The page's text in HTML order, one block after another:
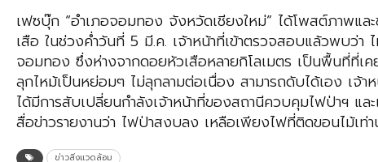
เฟซบุ๊ก “อำเภอจอมทอง จังหวัดเชียงใหม่” ได้โพสต์ภาพแ
เสือ ในช่วงค่ำวันที่ 5 มี.ค. เจ้าหน้าที่เข้าตรวจสอบแล้วพบ
จอมทอง ซึ่งห่างจากดอยหัวเสือหลายกิโลเมตร เป็นพื้นที่ที่เ
ลุกไหม้เป็นหย่อมๆ ไม่ลุกลามต่อเนื่อง สามารถดับได้เอง เจ้
ได้มีการสับเปลี่ยนกำลังเจ้าหน้าที่ของสถานีควบคุมไฟป่าฯ แ
สื่อข่าวรายงานว่า ไฟป่าสงบลง เหลือเพียงไฟที่ติดขอนไม้เ
ข่าวสิ่งแวดล้อม